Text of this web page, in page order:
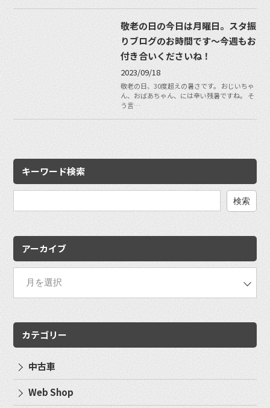
敬老の日の今日は月曜日。スタ振
りブログのお時間です〜今週もお
付き合いくださいね！
2023/09/18
敬老の日、30度超えの暑さです。 おじいちゃ
ん、おばあちゃん、には辛い残暑ですね。 そ
う言…
キーワード検索
アーカイブ
カテゴリー
中古車
Web Shop